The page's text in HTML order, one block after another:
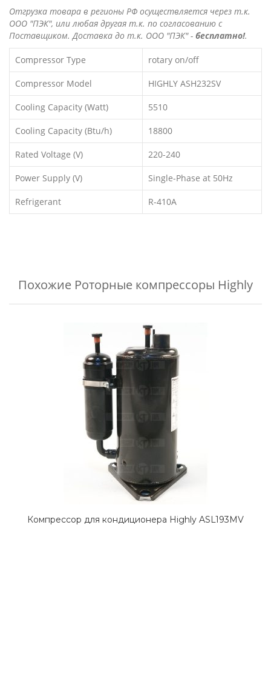
Отгрузка товара в регионы РФ осуществляется через т.к.
ООО "ПЭК", или любая другая т.к. по согласованию с
Поставщиком. Доставка до т.к. ООО "ПЭК" - бесплатно!.
Compressor Type rotary on/off
Compressor Model HIGHLY ASH232SV
Cooling Capacity (Watt) 5510
Cooling Capacity (Btu/h) 18800
Rated Voltage (V) 220-240
Power Supply (V) Single-Phase at 50Hz
Refrigerant R-410A
Похожие Роторные компрессоры Highly
Компрессор для кондиционера Highly ASL193MV